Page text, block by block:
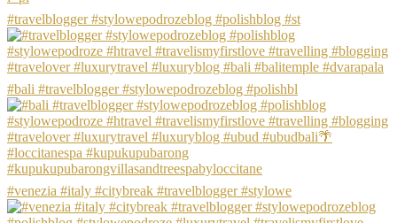
#travelblogger #stylowepodrozeblog #polishblog #st
#bali #travelblogger #stylowepodrozeblog #polishbl
#venezia #italy #citybreak #travelblogger #stylowe